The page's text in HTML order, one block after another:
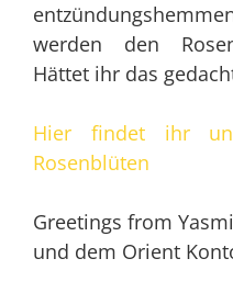
werden den
Hättet ihr das
Hier findet ihr
Rosenblüten
Greetings from
und dem Orient